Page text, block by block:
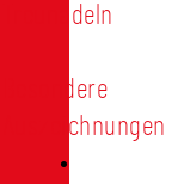
Treunadeln
Besondere
Auszeichnungen